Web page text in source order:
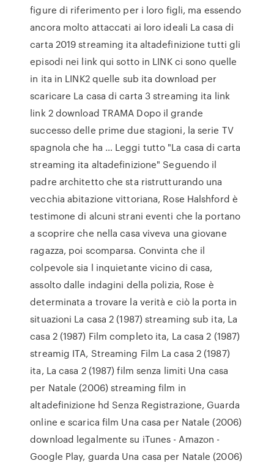
figure di riferimento per i loro figli, ma essendo
ancora molto attaccati ai loro ideali La casa di
carta 2019 streaming ita altadefinizione tutti gli
episodi nei link qui sotto in LINK ci sono quelle
in ita in LINK2 quelle sub ita download per
scaricare La casa di carta 3 streaming ita link
link 2 download TRAMA Dopo il grande
successo delle prime due stagioni, la serie TV
spagnola che ha … Leggi tutto "La casa di carta
streaming ita altadefinizione" Seguendo il
padre architetto che sta ristrutturando una
vecchia abitazione vittoriana, Rose Halshford è
testimone di alcuni strani eventi che la portano
a scoprire che nella casa viveva una giovane
ragazza, poi scomparsa. Convinta che il
colpevole sia l inquietante vicino di casa,
assolto dalle indagini della polizia, Rose è
determinata a trovare la verità e ciò la porta in
situazioni La casa 2 (1987) streaming sub ita, La
casa 2 (1987) Film completo ita, La casa 2 (1987)
streamig ITA, Streaming Film La casa 2 (1987)
ita, La casa 2 (1987) film senza limiti Una casa
per Natale (2006) streaming film in
altadefinizione hd Senza Registrazione, Guarda
online e scarica film Una casa per Natale (2006)
download legalmente su iTunes - Amazon -
Google Play, guarda Una casa per Natale (2006)